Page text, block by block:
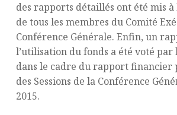
des rapports détaillés ont été mis
de tous les membres du Comité
Conférence Générale. Enfin, un
l’utilisation du fonds a été voté par
dans le cadre du rapport financier
des Sessions de la Conférence
2015.